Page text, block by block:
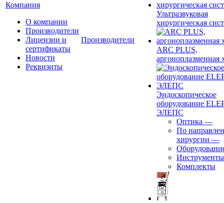
Компания
О компании
Производители
Лицензии и
сертификаты
Новости
Реквизиты
Производители
Ультразвуковая
хирургическая
ARC PLUS,
аргоноплазменная
Эндоскопическое
оборудование
ЭЛЕПС
Оптика —
По
хирургии —
Инструменты
Комплекты